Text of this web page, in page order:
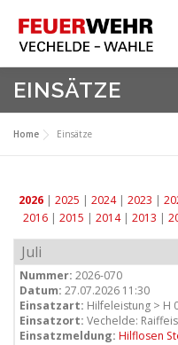
Inhalt
springen
HOME
Meine Feuerwehr
EINSÄTZE
Home Einsätze
2026| 2025 | 2024| 2023 |
2016| 2015 | 2014| 2013 |
Juli
Nummer: 2026-070
Datum: 27.07.2026 11:30
Einsatzart: Hilfeleistung > H
Einsatzort: Vechelde:
Einsatzmeldung: Hilflosen